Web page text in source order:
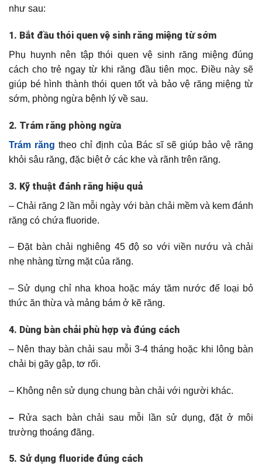
như sau:
1. Bắt đầu thói quen vệ sinh răng miệng từ sớm
Phụ huynh nên tập thói quen vệ sinh răng miệng đúng
cách cho trẻ ngay từ khi răng đầu tiên mọc. Điều này sẽ
giúp bé hình thành thói quen tốt và bảo vệ răng miệng từ
sớm, phòng ngừa bệnh lý về sau.
2. Trám răng phòng ngừa
Trám răng theo chỉ định của Bác sĩ sẽ giúp bảo vệ răng
khỏi sâu răng, đặc biệt ở các khe và rãnh trên răng.
3. Kỹ thuật đánh răng hiệu quả
– Chải răng 2 lần mỗi ngày với bàn chải mềm và kem đánh
răng có chứa fluoride.
– Đặt bàn chải nghiêng 45 độ so với viền nướu và chải
nhẹ nhàng từng mặt của răng.
– Sử dụng chỉ nha khoa hoặc máy tăm nước để loại bỏ
thức ăn thừa và mảng bám ở kẽ răng.
4. Dùng bàn chải phù hợp và đúng cách
– Nên thay bàn chải sau mỗi 3-4 tháng hoặc khi lông bàn
chải bị gãy gập, tơ rối.
– Không nên sử dụng chung bàn chải với người khác.
– Rửa sạch bàn chải sau mỗi lần sử dụng, đặt ở môi
trường thoáng đãng.
5. Sử dụng fluoride đúng cách